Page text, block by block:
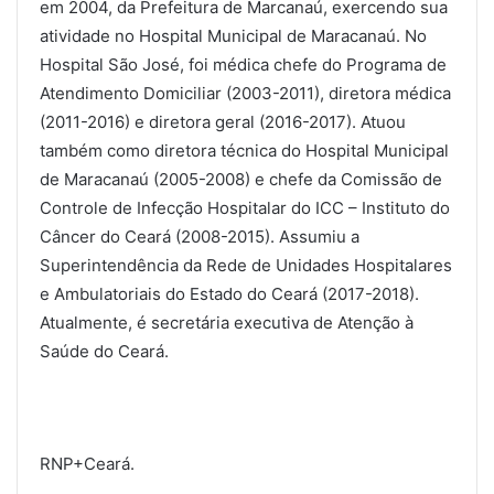
em 2004, da Prefeitura de Marcanaú, exercendo sua
atividade no Hospital Municipal de Maracanaú. No
Hospital São José, foi médica chefe do Programa de
Atendimento Domiciliar (2003-2011), diretora médica
(2011-2016) e diretora geral (2016-2017). Atuou
também como diretora técnica do Hospital Municipal
de Maracanaú (2005-2008) e chefe da Comissão de
Controle de Infecção Hospitalar do ICC – Instituto do
Câncer do Ceará (2008-2015). Assumiu a
Superintendência da Rede de Unidades Hospitalares
e Ambulatoriais do Estado do Ceará (2017-2018).
Atualmente, é secretária executiva de Atenção à
Saúde do Ceará.
RNP+Ceará.